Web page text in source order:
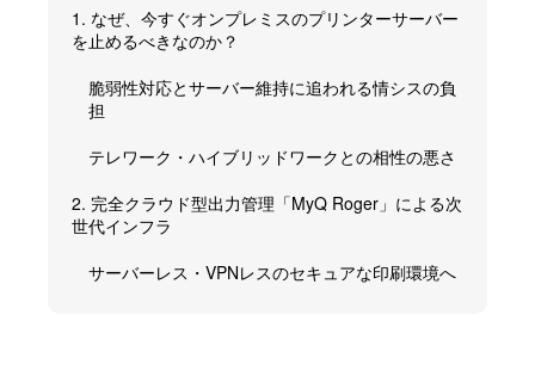
1. なぜ、今すぐオンプレミスのプリンターサーバー
を止めるべきなのか？
脆弱性対応とサーバー維持に追われる情シスの負
担
テレワーク・ハイブリッドワークとの相性の悪さ
2. 完全クラウド型出力管理「MyQ Roger」による次
世代インフラ
サーバーレス・VPNレスのセキュアな印刷環境へ